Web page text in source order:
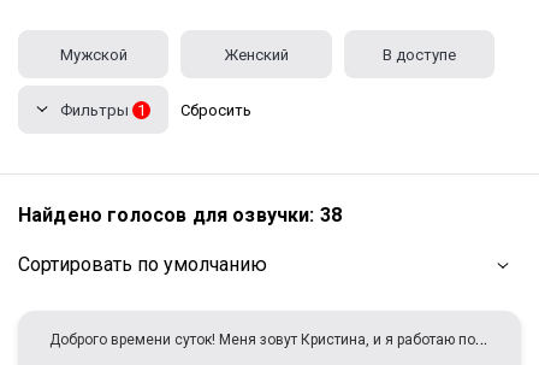
Мужской Женский В доступе
Фильтры 1 Сбросить
Найдено голосов для озвучки: 38
Сортировать по умолчанию
Д
оброго времени суток! Меня зовут Кристина, и я работаю под псевдонимом Саманта Браун (или просто SamBrayn). Я — профессиональный голосовой артист, готовый придать вашему проекту выразительность и эмоциональность живым голосом Мой голос поможет создать нужную атмосферу — от тёплой и дружелюбной до серьёзной и деловой. Работу выполняю качественно, оперативно и с вниманием к деталям. Опыт работы уже более 2х лет.